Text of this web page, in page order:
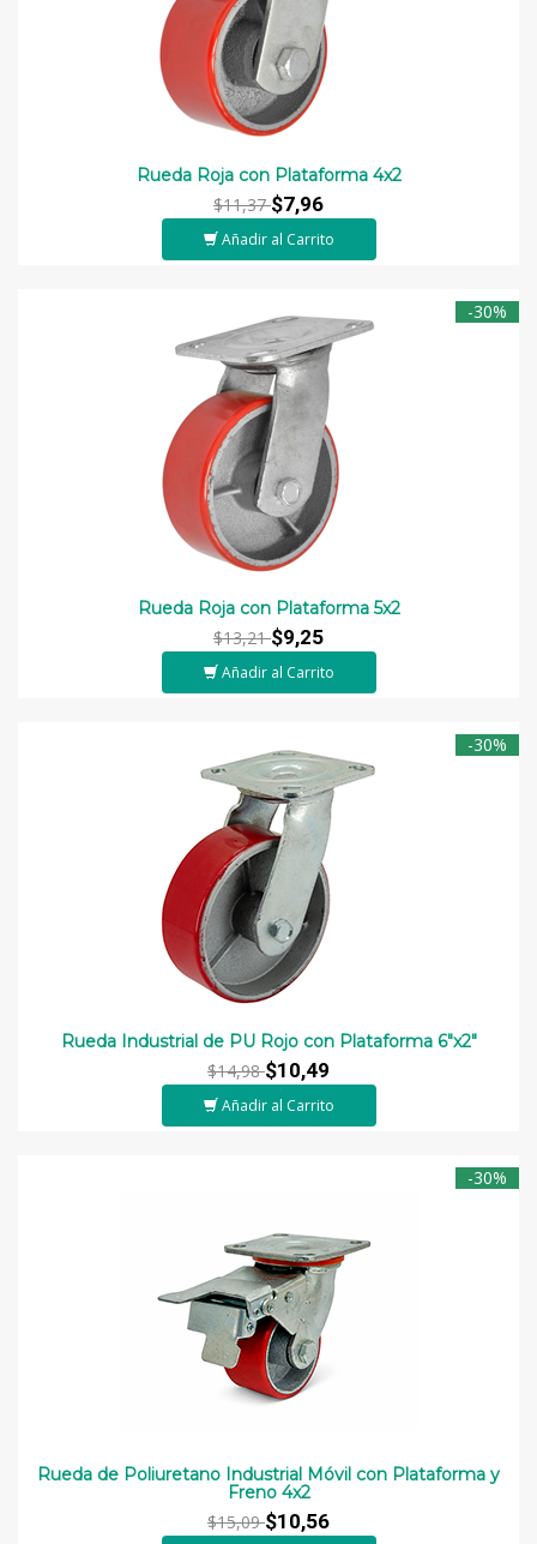
Rueda Roja con Plataforma 4x2
$11,37$7,96
Añadir al Carrito
-30%
Rueda Roja con Plataforma 5x2
$13,21$9,25
Añadir al Carrito
-30%
Rueda Industrial de PU Rojo con Plataforma 6"x2"
$14,98$10,49
Añadir al Carrito
-30%
Rueda de Poliuretano Industrial Móvil con Plataforma y
Freno 4x2
$15,09$10,56